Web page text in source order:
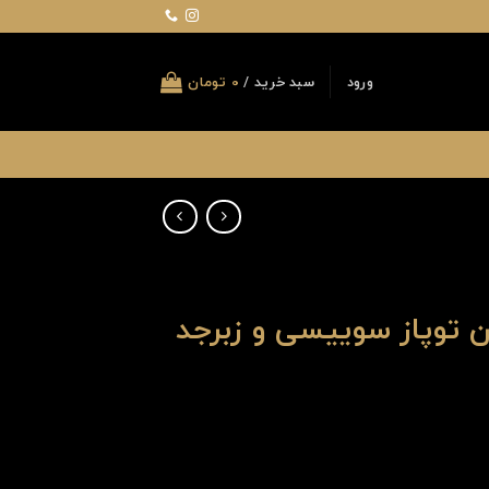
ورود سبد خرید / 0 تومان
توپاز سوییسی و زبرجد